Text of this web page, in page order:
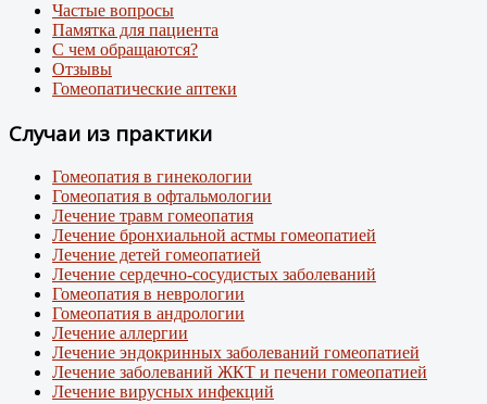
Частые вопросы
Памятка для пациента
С чем обращаются?
Отзывы
Гомеопатические аптеки
Случаи из практики
Гомеопатия в гинекологии
Гомеопатия в офтальмологии
Лечение травм гомеопатия
Лечение бронхиальной астмы гомеопатией
Лечение детей гомеопатией
Лечение сердечно-сосудистых заболеваний
Гомеопатия в неврологии
Гомеопатия в андрологии
Лечение аллергии
Лечение эндокринных заболеваний гомеопатией
Лечение заболеваний ЖКТ и печени гомеопатией
Лечение вирусных инфекций